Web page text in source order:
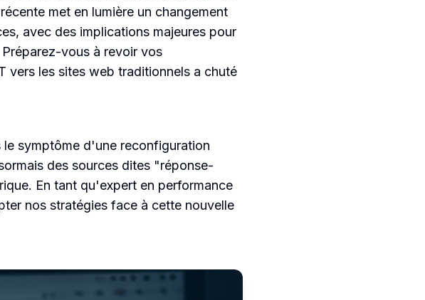
met en lumière un changement
avec des implications majeures pour
vous à revoir vos
vers les sites web traditionnels a chuté
symptôme d'une reconfiguration
des sources dites "réponse-
En tant qu'expert en performance
nos stratégies face à cette nouvelle